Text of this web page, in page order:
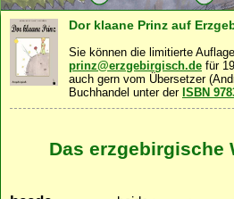
Dor klaane Prinz auf
Sie können die limitierte
prinz@erzgebirgisch.de für
auch gern vom Übersetzer
Buchhandel unter der ISBN
Das erzgebirgische